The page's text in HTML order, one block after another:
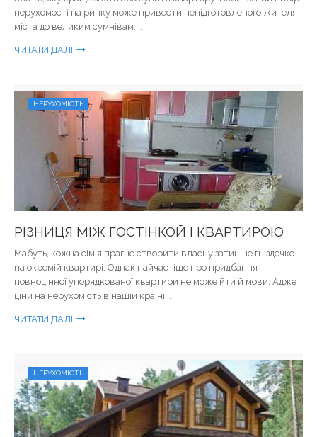
нерухомості на ринку може привести непідготовленого жителя
міста до великим сумнівам....
ЧИТАТИ ДАЛІ
НЕРУХОМІСТЬ
РІЗНИЦЯ МІЖ ГОСТІНКОЙ І КВАРТИРОЮ
Мабуть, кожна сім'я прагне створити власну затишне гніздечко
на окремій квартирі. Однак найчастіше про придбання
повноцінної упорядкованої квартири не може йти й мови. Адже
ціни на нерухомість в нашій країні...
ЧИТАТИ ДАЛІ
НЕРУХОМІСТЬ